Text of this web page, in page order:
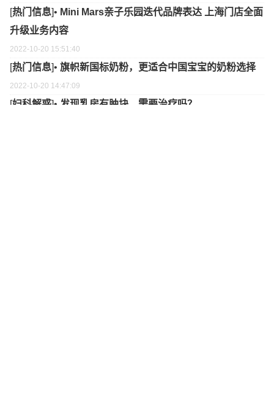
[热门信息]• Mini Mars亲子乐园迭代品牌表达 上海门店全面
升级业务内容
2022-10-20 15:51:40
[热门信息]• 旗帜新国标奶粉，更适合中国宝宝的奶粉选择
2022-10-20 14:47:09
[妇科解惑]• 发现乳房有肿块，需要治疗吗？